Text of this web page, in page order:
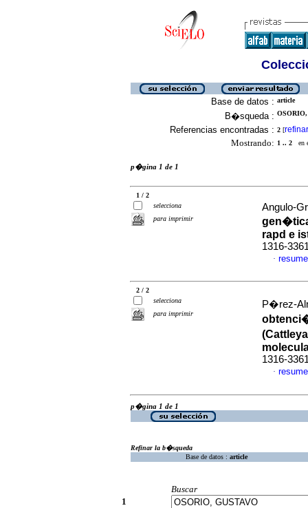
Base de datos : article
B�squeda :
Referencias encontradas : 2 [refinar
Mostrando: 1 .. 2 en
p�gina 1 de 1
1 / 2
selecciona
para imprimir
Angulo-
rapd e
1316-
·
2 / 2
selecciona
para imprimir
P�rez-
1316-
·
p�gina 1 de 1
Refinar la b�squeda
Base de datos : article
Buscar
1